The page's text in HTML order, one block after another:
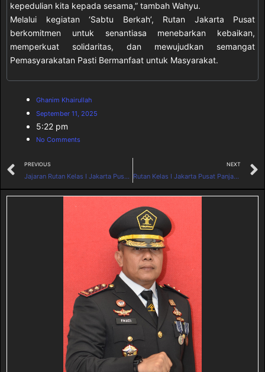
kepedulian kita kepada sesama,” tambah Wahyu.
Melalui kegiatan ‘Sabtu Berkah’, Rutan Jakarta Pusat
berkomitmen untuk senantiasa menebarkan kebaikan,
memperkuat solidaritas, dan mewujudkan semangat
Pemasyarakatan Pasti Bermanfaat untuk Masyarakat.
Ghanim Khairullah
September 11, 2025
5:22 pm
No Comments
PREVIOUS
Jajaran Rutan Kelas I Jakarta Pusat Bersama Tenaga Medis Mendukung Penuh Kegiatan Pengobatan Gratis dan Pemberian Bansos oleh Menteri IMIPAS
NEXT
Rutan Kelas I Jakarta Pusat Panjatkan Doa Bersama Lintas Agama untuk Keselamatan Negeri